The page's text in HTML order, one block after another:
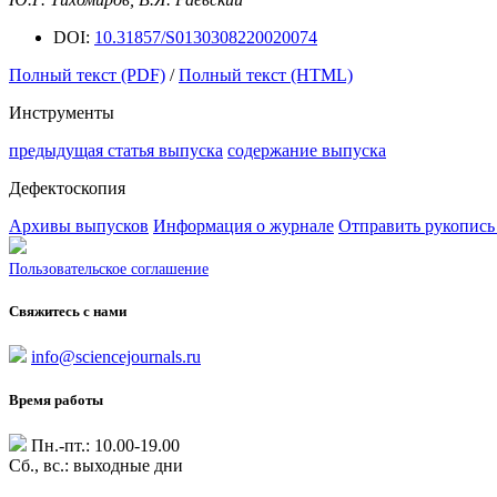
DOI: 10.31857/S0130308220020074
Полный текст (PDF) /Полный текст (HTML)
Инструменты
предыдущая статья выпуска содержание выпуска
Дефектоскопия
Архивы выпусков Информация о журнале Отправить
Пользовательское соглашение
Свяжитесь с нами
info@sciencejournals.ru
Время работы
Пн.-пт.: 10.00-19.00
Сб., вс.: выходные дни